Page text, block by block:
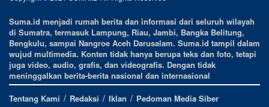
Suma.id menjadi rumah berita dan informasi dari seluruh wilayah
di Sumatra, termasuk Lampung, Riau, Jambi, Bangka Belitung,
Bengkulu, sampai Nangroe Aceh Darusalam. Suma.id tampil dalam
wujud multimedia. Konten tidak hanya berupa teks dan foto, tetapi
juga video, audio, grafis, dan videografis. Dengan tidak
meninggalkan berita-berita nasional dan internasional
Tentang Kami
Redaksi Iklan Pedoman Media Siber